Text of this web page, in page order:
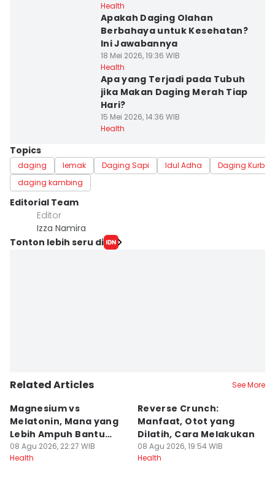
Health
Apakah Daging Olahan
Berbahaya untuk Kesehatan?
Ini Jawabannya
18 Mei 2026, 19:36 WIB
Health
Apa yang Terjadi pada Tubuh
jika Makan Daging Merah Tiap
Hari?
15 Mei 2026, 14:36 WIB
Health
Topics
daging lemak Daging Sapi Idul Adha
Daging Kurban
daging kambing
Editorial Team
Editor
Izza Namira
Tonton lebih seru di
Related Articles See More
Magnesium vs
Melatonin, Mana yang
Lebih Ampuh Bantu
Tidur?
08 Agu 2026, 22:27 WIB
Health
Reverse Crunch:
Manfaat, Otot yang
Dilatih, Cara Melakukan
08 Agu 2026, 19:54 WIB
Health